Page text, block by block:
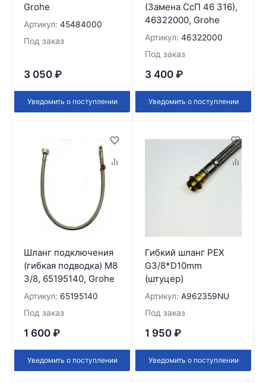
Grohe
Артикул: 45484000
Под заказ
3 050 ₽
Уведомить о поступлении
(Замена СсП 46 316),
46322000, Grohe
Артикул: 46322000
Под заказ
3 400 ₽
Уведомить о поступлении
Шланг подключения
(гибкая подводка) M8
3/8, 65195140, Grohe
Артикул: 65195140
Под заказ
1 600 ₽
Уведомить о поступлении
Гибкий шланг РЕХ
G3/8*D10mm
(штуцер)
Артикул: A962359NU
Под заказ
1 950 ₽
Уведомить о поступлении